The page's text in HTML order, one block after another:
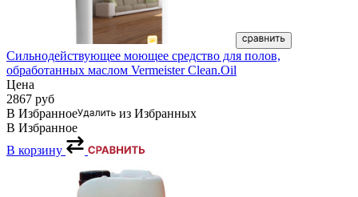
Сильнодействующее моющее средство для полов,
обработанных маслом Vermeister Сlean.Oil
Цена
2867 руб
В Избранное
из Избранных
В Избранное
В корзину